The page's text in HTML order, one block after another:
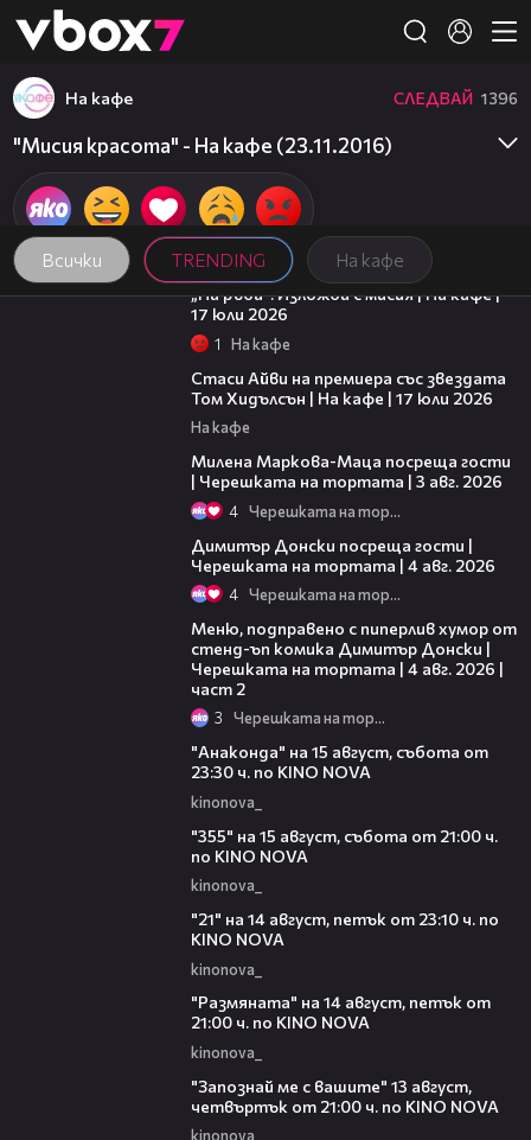
👾
Всички TRENDING На кафе
На кафе СЛЕДВАЙ 1396
"Мисия красота" - На кафе (23.11.2016)
09:09
„На ръба“: Изложба с мисия | На кафе |
17 юли 2026
1 На кафе
Стаси Айви на премиера със звездата
Том Хидълсън | На кафе | 17 юли 2026
На кафе
Милена Маркова-Маца посреща гости
| Черешката на тортата | 3 авг. 2026
4 Черешката на тортата
Димитър Донски посреща гости |
Черешката на тортата | 4 авг. 2026
4 Черешката на тортата
Меню, подправено с пиперлив хумор от
стенд-ъп комика Димитър Донски |
Черешката на тортата | 4 авг. 2026 |
част 2
3 Черешката на тортата
"Анаконда" на 15 август, събота от
23:30 ч. по KINO NOVA
kinonova_
"355" на 15 август, събота от 21:00 ч.
по KINO NOVA
kinonova_
"21" на 14 август, петък от 23:10 ч. по
KINO NOVA
kinonova_
"Размянaта" на 14 август, петък от
21:00 ч. по KINO NOVA
kinonova_
"Запознай ме с вашите" 13 август,
четвъртък от 21:00 ч. по KINO NOVA
kinonova_